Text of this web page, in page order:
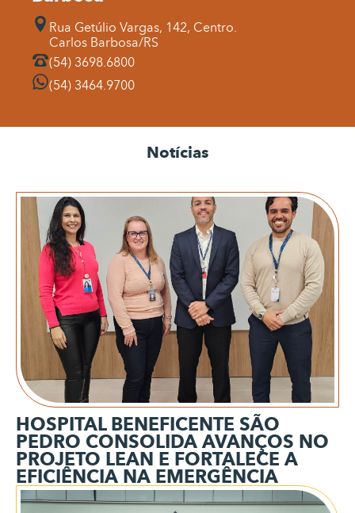
Rua Getúlio Vargas, 142, Centro.
Carlos Barbosa/RS
(54) 3698.6800
(54) 3464.9700
Notícias
HOSPITAL BENEFICENTE SÃO
PEDRO CONSOLIDA AVANÇOS NO
PROJETO LEAN E FORTALECE A
EFICIÊNCIA NA EMERGÊNCIA